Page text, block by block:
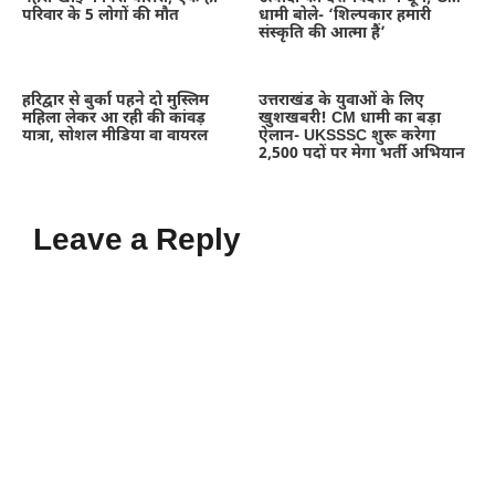
परिवार के 5 लोगों की मौत
धामी बोले- ‘शिल्पकार हमारी
संस्कृति की आत्मा हैं’
हरिद्वार से बुर्का पहने दो मुस्लिम
महिला लेकर आ रही की कांवड़
यात्रा, सोशल मीडिया वा वायरल
उत्तराखंड के युवाओं के लिए
खुशखबरी! CM धामी का बड़ा
ऐलान- UKSSSC शुरू करेगा
2,500 पदों पर मेगा भर्ती अभियान
Leave a Reply